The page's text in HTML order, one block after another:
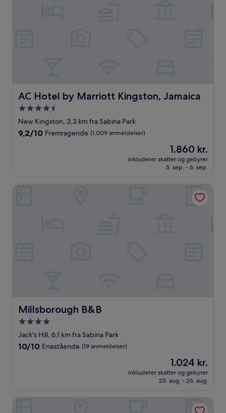
AC Hotel by Marriott Kingston, Jamaica
AC Hotel by Marriott Kingston, Jamaica
4.5-
stjernet
overnatningssted
New Kingston, 3,3 km fra Sabina Park
9.2
anmeldelser)
9,2/10 Fremragende (1.009 anmeldelser)
Prisen
er
1.860 kr.
1.860 kr.
inkluderer skatter og gebyrer
5. sep. - 6. sep.
Millsborough B&B
Millsborough B&B
4.0-
stjernet
overnatningssted
Jack's Hill, 6,1 km fra Sabina Park
10.0
anmeldelser)
10/10 Enestående (19 anmeldelser)
Prisen
er
1.024 kr.
1.024 kr.
inkluderer skatter og gebyrer
25. aug. - 26. aug.